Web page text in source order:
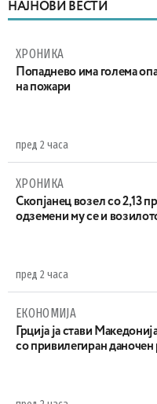
НАЈНОВИ ВЕСТИ
ХРОНИКА
Попаднево има голема
на пожари
пред 2 часа
ХРОНИКА
Скопјанец возел со 2,13
одземени му се и
пред 2 часа
ЕКОНОМИЈА
Грција ја стави
со привилегиран